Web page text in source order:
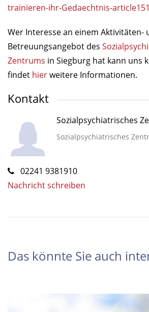
trainieren-ihr-Gedaechtnis-
Wer Interesse an einem Aktivitäten-
Betreuungsangebot des
Zentrums in Siegburg hat kann uns
findet hierweitere Informationen.
Kontakt
Sozialpsychiatrisches
Sozialpsychiatrisches
02241 9381910
Nachricht schreiben
Das könnte Sie auch